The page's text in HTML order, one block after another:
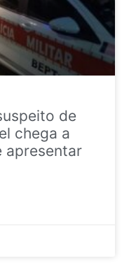
de
chega a
apresentar